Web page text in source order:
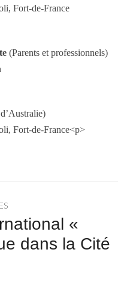
Fort-de-France
(Parents et professionnels)
Fort-de-France<p>
«
dans la Cité